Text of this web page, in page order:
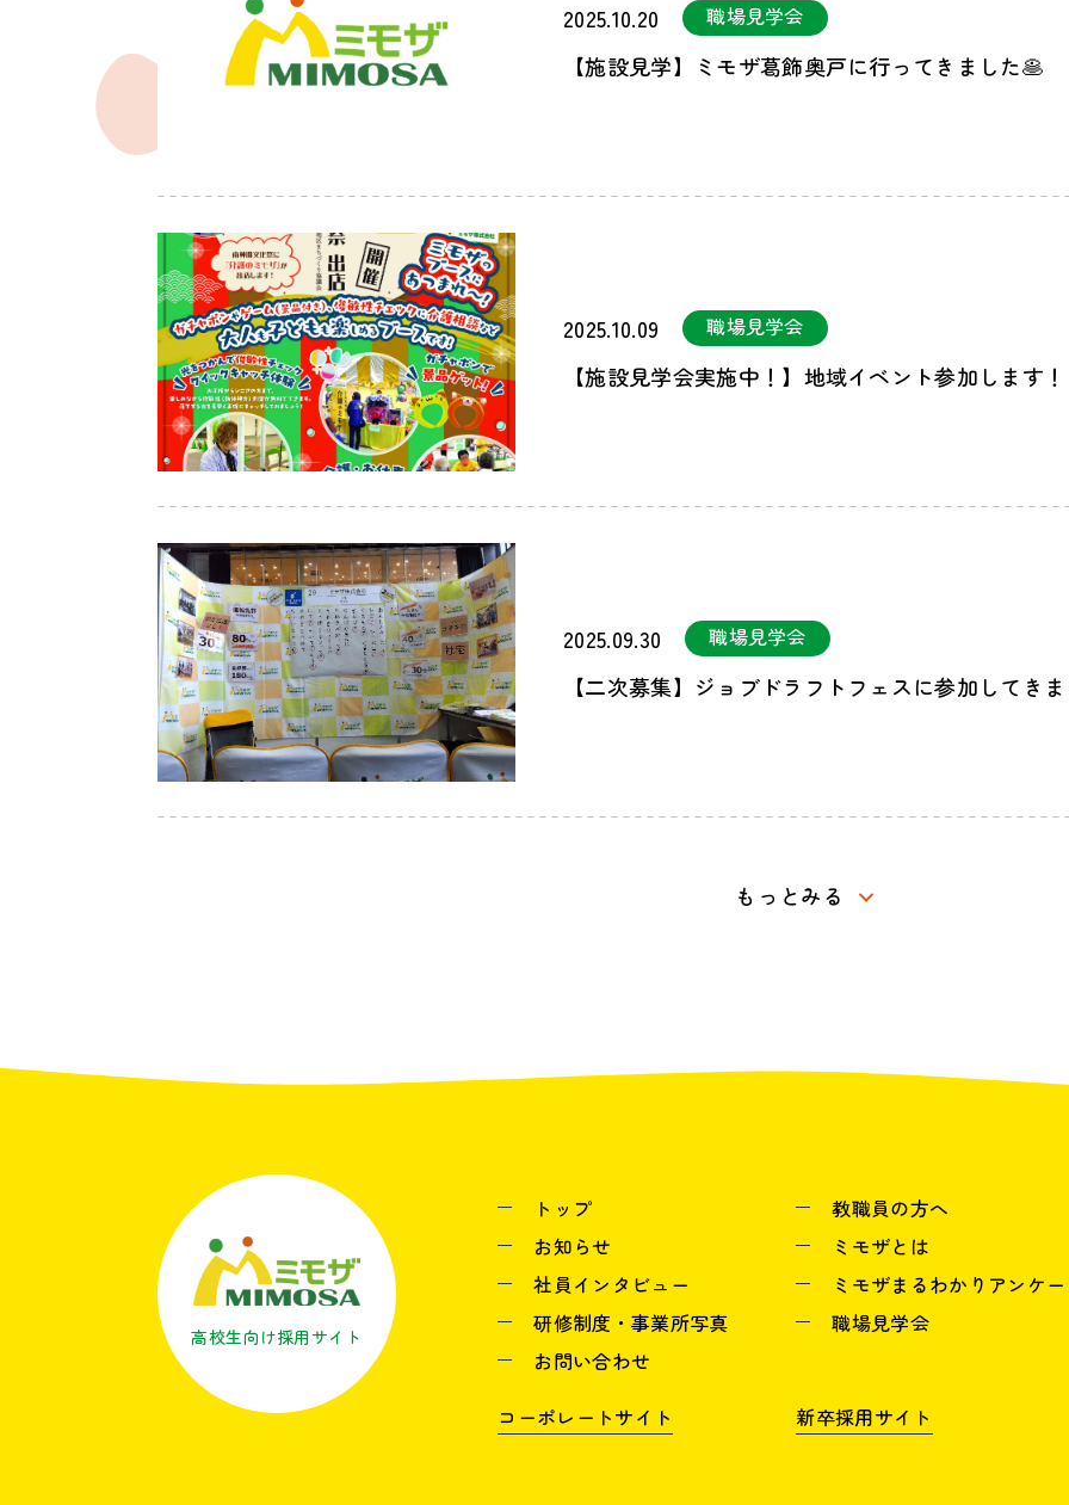
2025.10.20 職場見学会
【施設見学】ミモザ葛飾奥戸に行ってきました🥞
2025.10.09 職場見学会
【施設見学会実施中！】地域イベント参加します
2025.09.30 職場見学会
【二次募集】ジョブドラフトフェスに参加してき
もっとみる
高校生向け採用サイト
トップ
教職員の方へ
お知らせ
ミモザとは
社員インタビュー
ミモザまるわかりアンケ
研修制度・事業所写真
職場見学会
お問い合わせ
コーポレートサイト
新卒採用サイト